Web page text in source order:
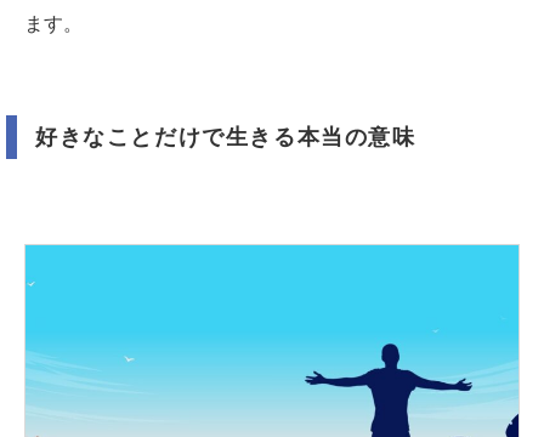
ます。
好きなことだけで生きる本当の意味